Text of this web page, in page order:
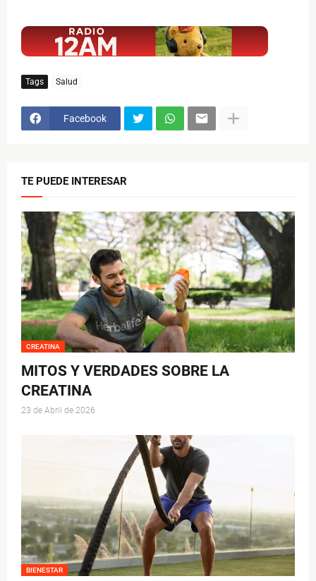
Tags Salud
Facebook
TE PUEDE INTERESAR
CREATINA
MITOS Y VERDADES SOBRE LA
CREATINA
23 de Abril de 2026
BIENESTAR